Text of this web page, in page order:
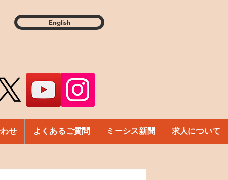
English
せ よくあるご質問 ミーシス新聞 求人について